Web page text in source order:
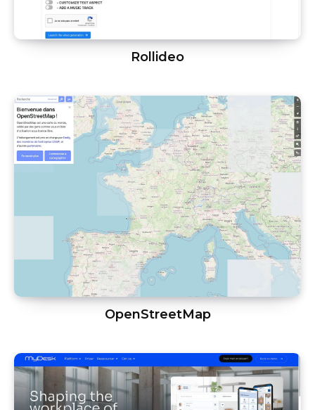
Rollideo
OpenStreetMap